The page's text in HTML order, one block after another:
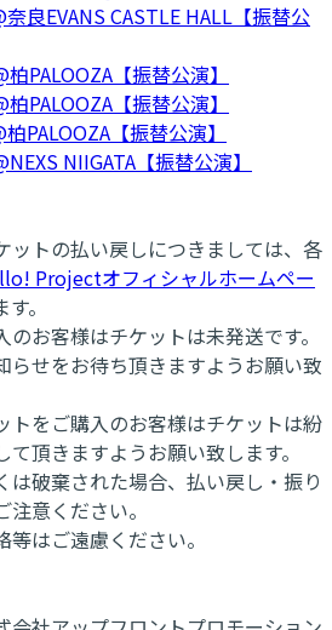
良EVANS CASTLE HALL【振替公
PALOOZA【振替公演】
PALOOZA【振替公演】
PALOOZA【振替公演】
NIIGATA【振替公演】
トの払い戻しにつきましては、各
Projectオフィシャルホームペー
。
お客様はチケットは未発送です。
らせをお待ち頂きますようお願い致
をご購入のお客様はチケットは紛
頂きますようお願い致します。
破棄された場合、払い戻し・振り
意ください。
はご遠慮ください。